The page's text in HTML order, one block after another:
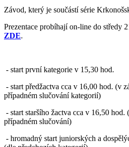
Závod, který je součástí série
Prezentace probíhají on-line do středy
ZDE.
- start první kategorie v 15,30 hod.
- start předžactva cca v 16,00 hod. (v
případném slučování kategorií)
- start staršího žactva cca v 16,50 hod.
případném slučování)
- hromadný start juniorských a